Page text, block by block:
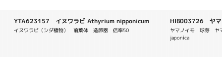
YTA623157 イヌワラビ Athyrium nipponicum
イヌワラビ（シダ植物）　前葉体　造卵器　倍率50
HIB003726 ヤ
ヤマノイモ　球芽　
japonica